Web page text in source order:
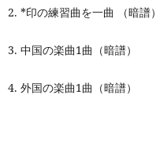
2. *印の練習曲を一曲 （暗譜）
3. 中国の楽曲1曲（暗譜）
4. 外国の楽曲1曲（暗譜）